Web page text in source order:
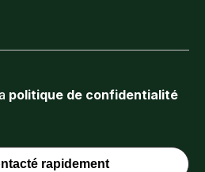
politique de confidentialité
rapidement